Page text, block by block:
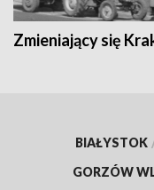
Zmieniający się
BIAŁYSTOK
GORZÓW